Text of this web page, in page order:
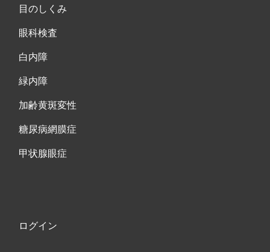
目のしくみ
眼科検査
白内障
緑内障
加齢黄斑変性
糖尿病網膜症
甲状腺眼症
ログイン